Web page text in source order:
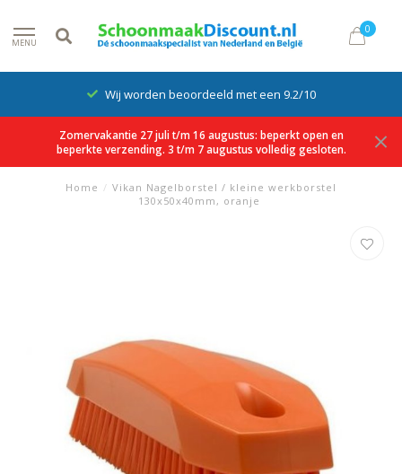
MENU
0
Wij worden beoordeeld met een 9.2/10
Zomervakantie 27 juli t/m 16 augustus: beperkt open en
beperkte verzending. 3 t/m 7 augustus volledig gesloten.
Home / Vikan Nagelborstel / kleine werkborstel
130x50x40mm, oranje